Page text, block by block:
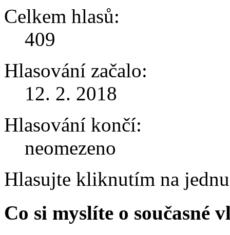
Celkem hlasů:
409
Hlasování začalo:
12. 2. 2018
Hlasování končí:
neomezeno
Hlasujte kliknutím na
Co si myslíte o současné